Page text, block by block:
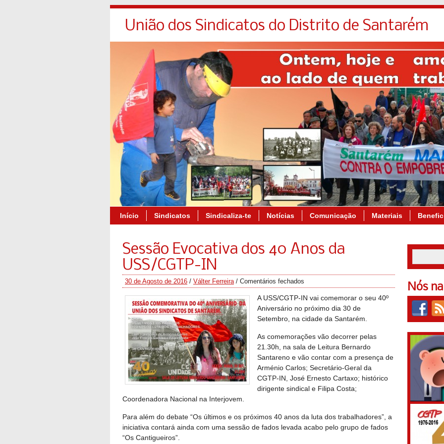
União dos Sindicatos do Distrito de Santarém
Início Sindicatos Sindicaliza-te Notícias Comunicação Materiais
Sessão Evocativa dos 40 Anos da
USS/CGTP-IN
30 de Agosto de 2016 / Válter Ferreira/ Comentários fechados
A USS/CGTP-IN vai comemorar o seu 40º
Aniversário no próximo dia 30 de
Setembro, na cidade da Santarém.
As comemorações vão decorrer pelas
21.30h, na sala de Leitura Bernardo
Santareno e vão contar com a presença de
Arménio Carlos; Secretário-Geral da
CGTP-IN, José Ernesto Cartaxo; histórico
dirigente sindical e Filipa Costa;
Coordenadora Nacional na Interjovem.
Para além do debate “Os últimos e os próximos 40 anos da luta dos trabalhadores”, a
iniciativa contará ainda com uma sessão de fados levada acabo pelo grupo de fados
“Os Cantigueiros”.
Nós